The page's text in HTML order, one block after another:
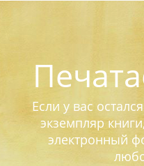
Если у вас
экземпляр
электронный